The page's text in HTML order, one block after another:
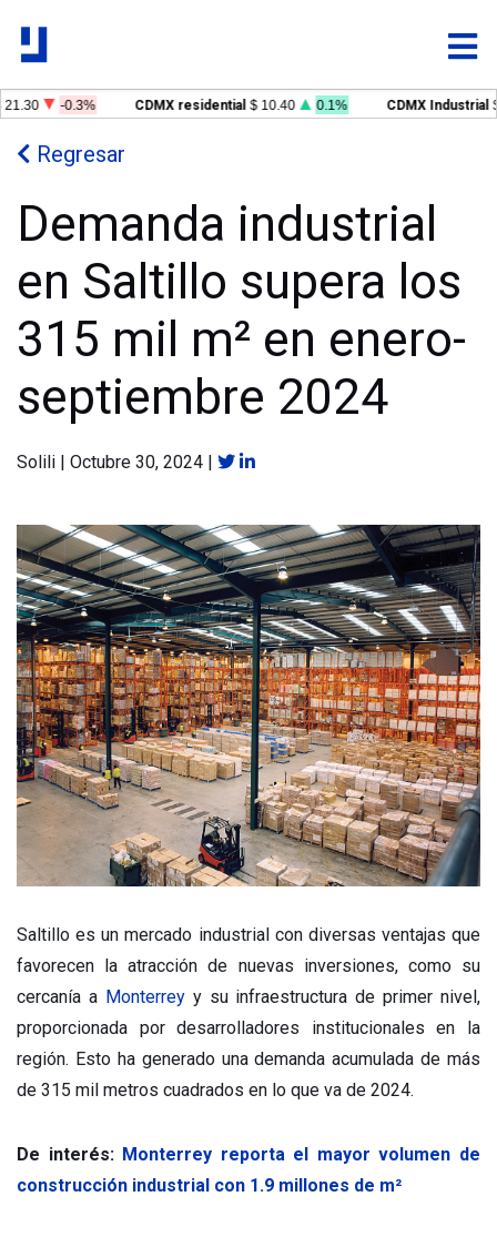
-0.3% CDMX residential $ 10.40 0.1% CDMX Industrial $
Regresar
Demanda industrial
en Saltillo supera los
315 mil m² en enero-
septiembre 2024
Solili | Octubre 30, 2024 |
Saltillo es un mercado industrial con diversas ventajas que
favorecen la atracción de nuevas inversiones, como su
cercanía a Monterreyy su infraestructura de primer nivel,
proporcionada por desarrolladores institucionales en la
región. Esto ha generado una demanda acumulada de más
de 315 mil metros cuadrados en lo que va de 2024.
De interés: Monterrey reporta el mayor volumen de
construcción industrial con 1.9 millones de m²